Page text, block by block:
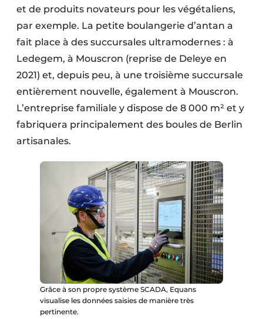
et de produits novateurs pour les végétaliens,
par exemple. La petite boulangerie d’antan a
fait place à des succursales ultramodernes : à
Ledegem, à Mouscron (reprise de Deleye en
2021) et, depuis peu, à une troisième succursale
entièrement nouvelle, également à Mouscron.
L’entreprise familiale y dispose de 8 000 m² et y
fabriquera principalement des boules de Berlin
artisanales.
Grâce à son propre système SCADA, Equans
visualise les données saisies de manière très
pertinente.